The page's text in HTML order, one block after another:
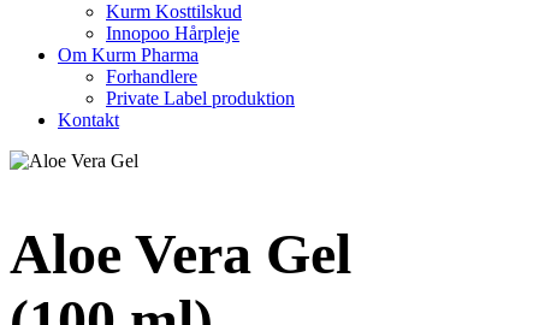
Kurm Kosttilskud
Innopoo Hårpleje
Om Kurm Pharma
Forhandlere
Private Label produktion
Kontakt
Aloe Vera Gel